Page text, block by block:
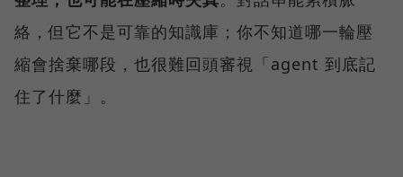
絡，但它不是可靠的知識庫；你不知道哪一輪壓
縮會捨棄哪段，也很難回頭審視「agent 到底記
住了什麼」。